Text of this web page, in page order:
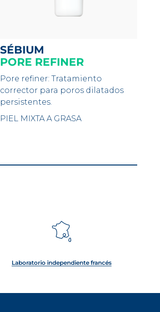
SÉBIUM
PORE REFINER
Pore refiner: Tratamiento
corrector para poros dilatados
persistentes.
PIEL MIXTA A GRASA
Laboratorio independiente francés